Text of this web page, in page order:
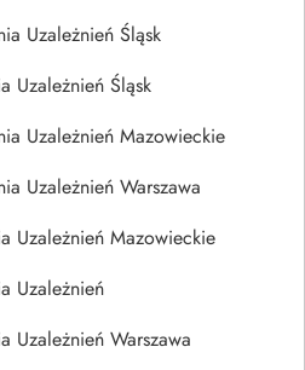
Uzależnień Śląsk
Uzależnień Śląsk
Uzależnień Mazowieckie
Uzależnień Warszawa
Uzależnień Mazowieckie
Uzależnień
Uzależnień Warszawa